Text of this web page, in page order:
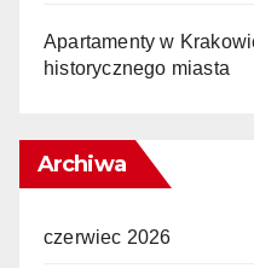
Apartamenty w
historycznego miasta
Archiwa
czerwiec 2026